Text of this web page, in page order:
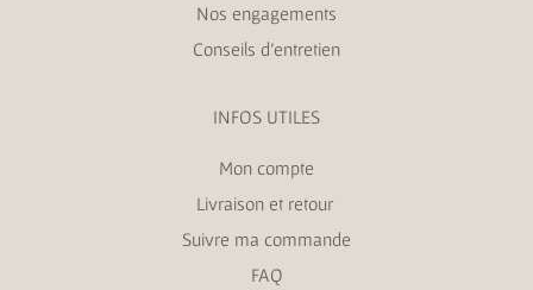
Nos engagements
Conseils d’entretien
INFOS UTILES
Mon compte
Livraison et retour
Suivre ma commande
FAQ